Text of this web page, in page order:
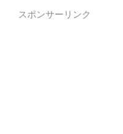
スポンサーリンク